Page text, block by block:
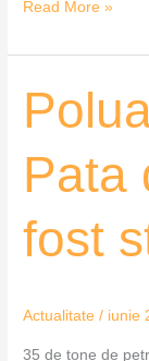
Read More »
Pata
fost
Actualitate / iunie
35 de tone de
Poluare
pe
Pata
petrol
a
stopată